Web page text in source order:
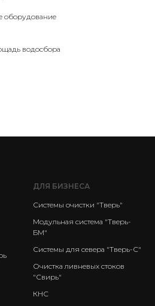
оборудование
водосбора
ДЛЯ БИЗНЕСА
Системы очистки "Тверь"
Модульная система "Тверь-
БМ"
Системы для севера "Тверь-С"
Очистка ливневых стоков
"Свирь"
КНС